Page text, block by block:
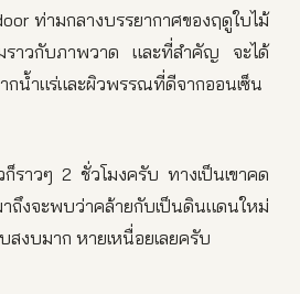
ท่ามกลางบรรยากาศของฤดูใบไม้
ราวกับภาพวาด และที่สำคัญ จะได้
กน้ำแร่และผิวพรรณที่ดีจากออนเซ็น
ก็ราวๆ 2 ชั่วโมงครับ ทางเป็นเขาคด
ถึงจะพบว่าคล้ายกับเป็นดินแดนใหม่
สงบมาก หายเหนื่อยเลยครับ